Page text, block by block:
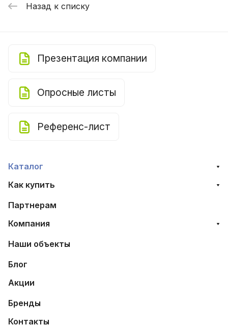
Назад к списку
Презентация компании
Опросные листы
Референс-лист
Каталог
Как купить
Партнерам
Компания
Наши объекты
Блог
Акции
Бренды
Контакты